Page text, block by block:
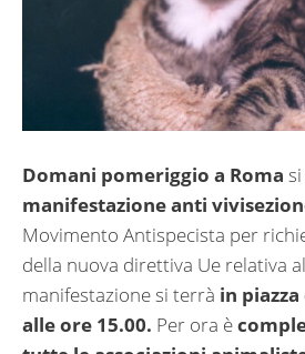
Domani pomeriggio a Roma
manifestazione anti
Movimento Antispecista per
della nuova direttiva Ue relativa
manifestazione si terrà in
alle ore 15.00. Per ora è